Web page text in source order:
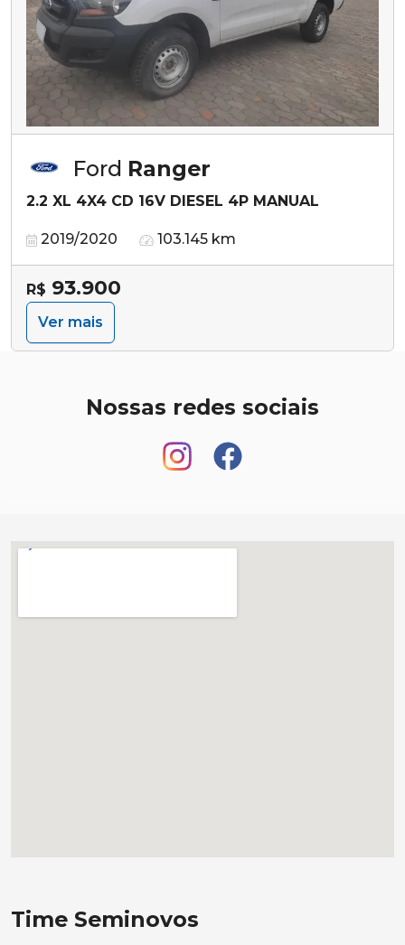
Ford Ranger
2.2 XL 4X4 CD 16V DIESEL 4P MANUAL
2019/2020 103.145 km
R$ 93.900
Ver mais
Nossas redes sociais
Time Seminovos